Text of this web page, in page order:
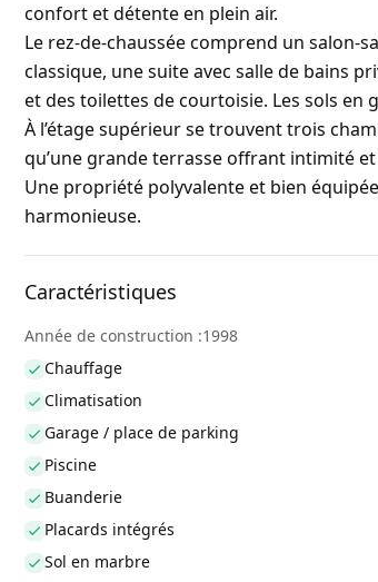
confort et détente en plein air.
Le rez-de-chaussée comprend un salon-
classique, une suite avec salle de bains
et des toilettes de courtoisie. Les sols
À l’étage supérieur se trouvent trois
qu’une grande terrasse offrant intimité et
Une propriété polyvalente et bien
harmonieuse.
Caractéristiques
Année de construction :1998
Chauffage
Climatisation
Garage / place de parking
Piscine
Buanderie
Placards intégrés
Sol en marbre